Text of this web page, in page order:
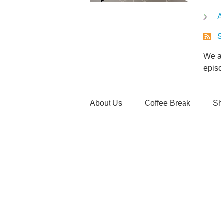
We
About Us Coffee Break